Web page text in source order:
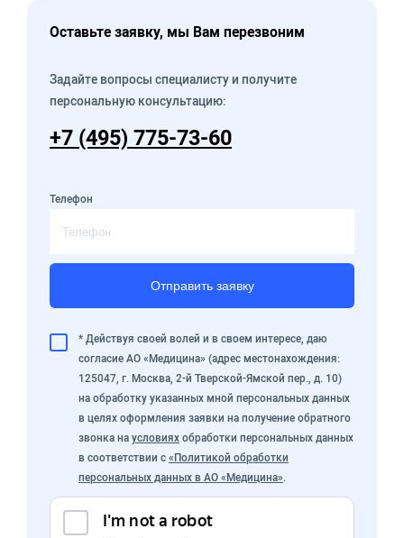
Оставьте заявку, мы Вам перезвоним
Задайте вопросы специалисту и получите
персональную консультацию:
+7 (495) 775-73-60
Телефон
Отправить заявку
* Действуя своей волей и в своем интересе, даю
согласие АО «Медицина» (адрес местонахождения:
125047, г. Москва, 2-й Тверской-Ямской пер., д. 10)
на обработку указанных мной персональных данных
в целях оформления заявки на получение обратного
звонка на условиях обработки персональных данных
в соответствии с «Политикой обработки
персональных данных в АО «Медицина».